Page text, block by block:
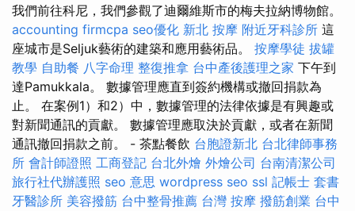
我們前往科尼，我們參觀了迪爾維斯市的梅夫拉納博物館。
accounting firmcpa seo優化 新北 按摩 附近牙科診所 這
座城市是Seljuk藝術的建築和應用藝術品。 按摩學徒 拔罐
教學 自助餐 八字命理 整復推拿 台中產後護理之家 下午到
達Pamukkala。 數據管理應直到簽約機構或撤回捐款為
止。 在案例1）和2）中，數據管理的法律依據是有興趣或
對新聞通訊的貢獻。 數據管理應取決於貢獻，或者在新聞
通訊撤回捐款之前。 - 茶點餐飲 台胞證新北 台北律師事務
所 會計師證照 工商登記 台北外燴 外燴公司 台南清潔公司
旅行社代辦護照 seo 意思 wordpress seo ssl 記帳士 套書
牙醫診所 美容撥筋 台中整骨推薦 台灣 按摩 撥筋創業 台中